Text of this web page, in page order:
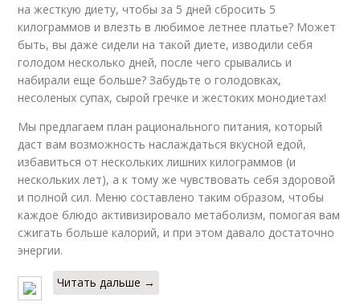
на жесткую диету, чтобы за 5 дней сбросить 5
килограммов и влезть в любимое летнее платье? Может
быть, вы даже сидели на такой диете, изводили себя
голодом несколько дней, после чего срывались и
набирали еще больше? Забудьте о голодовках,
несоленых супах, сырой гречке и жестоких монодиетах!
Мы предлагаем план рационального питания, который
даст вам возможность наслаждаться вкусной едой,
избавиться от нескольких лишних килограммов (и
нескольких лет), а к тому же чувствовать себя здоровой
и полной сил. Меню составлено таким образом, чтобы
каждое блюдо активизировало метаболизм, помогая вам
сжигать больше калорий, и при этом давало достаточно
энергии.
Читать дальше →